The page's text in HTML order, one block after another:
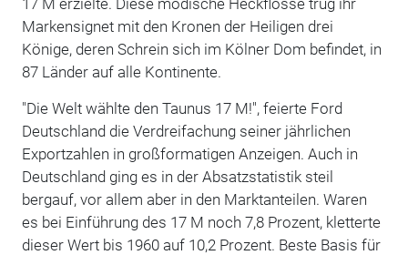
Markensignet mit den Kronen der Heiligen drei
Könige, deren Schrein sich im Kölner Dom befindet, in
87 Länder auf alle Kontinente.
"Die Welt wählte den Taunus 17 M!", feierte Ford
Deutschland die Verdreifachung seiner jährlichen
Exportzahlen in großformatigen Anzeigen. Auch in
Deutschland ging es in der Absatzstatistik steil
bergauf, vor allem aber in den Marktanteilen. Waren
es bei Einführung des 17 M noch 7,8 Prozent, kletterte
dieser Wert bis 1960 auf 10,2 Prozent. Beste Basis für